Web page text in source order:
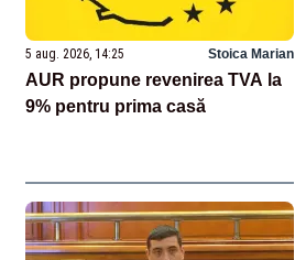
5 aug. 2026, 14:25 Stoica Marian
AUR propune revenirea TVA la
9% pentru prima casă